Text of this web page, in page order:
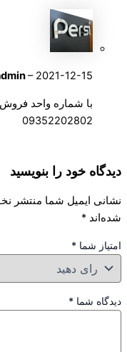
– 2021-12-15
با شماره واحد
09352202802
دیدگاه خود را بنویسید
نشانی ایمیل شما منتشر
شده‌اند *
امتیاز شما *
دیدگاه شما *